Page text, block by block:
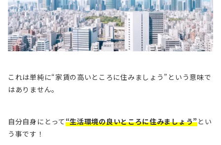
これは単純に“家賃の高いところに住みましょう”という意味で
はありません。
自分自身にとって“生活環境の良いところに住みましょう”とい
う事です！